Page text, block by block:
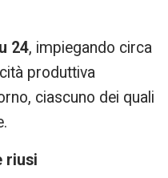
24, impiegando circa
produttiva
ciascuno dei quali
riusi